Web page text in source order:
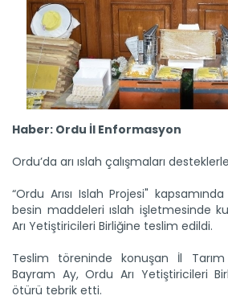
Haber: Ordu İl Enformasyon
Ordu’da arı ıslah çalışmaları
“Ordu Arısı Islah Projesi"
besin maddeleri ıslah işletmesinde
Arı Yetiştiricileri Birliğine teslim edildi.
Teslim töreninde konuşan İl
Bayram Ay, Ordu Arı Yetiştiricileri
ötürü tebrik etti.
Samsun'un coğrafi işaretli...
Samsun'un Salıpazarı ilçesinde coğrafi
kestane...
Devamını Oku ->
“Ordu, bal üretiminde Türkiye...
Türkiye’nin dört bir yanından gelip
Devamını Oku ->